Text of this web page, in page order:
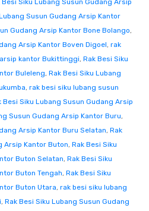
Besi Siku Lubang Susun Gudang Arsip
Susun Gudang Arsip Kantor
Gudang Arsip Kantor Bone Bolango,
Arsip Kantor Boven Digoel, rak
kantor Bukittinggi, Rak Besi Siku
Buleleng, Rak Besi Siku Lubang
, rak besi siku lubang susun
Besi Siku Lubang Susun Gudang Arsip
Susun Gudang Arsip Kantor Buru,
Arsip Kantor Buru Selatan, Rak
Arsip Kantor Buton, Rak Besi Siku
Buton Selatan, Rak Besi Siku
Buton Tengah, Rak Besi Siku
Buton Utara, rak besi siku lubang
, Rak Besi Siku Lubang Susun Gudang